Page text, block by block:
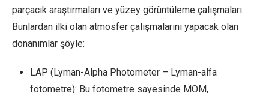
parçacık araştırmaları ve yüzey görüntüleme çalışmaları.
Bunlardan ilki olan atmosfer çalışmalarını yapacak olan
donanımlar şöyle:
LAP (Lyman-Alpha Photometer – Lyman-alfa
fotometre): Bu fotometre sayesinde MOM,